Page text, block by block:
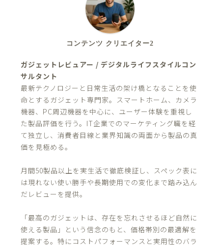
コンテンツ クリエイター2
ガジェットレビュアー / デジタルライフスタイルコン
サルタント
最新テクノロジーと日常生活の架け橋となることを使
命とするガジェット専門家。スマートホーム、カメラ
機器、PC周辺機器を中心に、ユーザー体験を重視し
た製品評価を行う。IT企業でのマーケティング職を経
て独立し、消費者目線と業界知識の両面から製品の真
価を見極める。
月間50製品以上を実生活で徹底検証し、スペック表に
は現れない使い勝手や長期使用での変化まで踏み込ん
だレビューを提供。
「最高のガジェットは、存在を忘れさせるほど自然に
使える製品」という信念のもと、価格帯別の最適解を
提案する。特にコストパフォーマンスと実用性のバラ